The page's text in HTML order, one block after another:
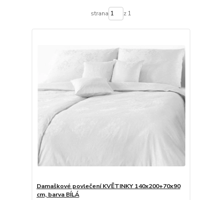
strana z 1
Damaškové povlečení KVĚTINKY 140x200+70x90
cm, barva BÍLÁ